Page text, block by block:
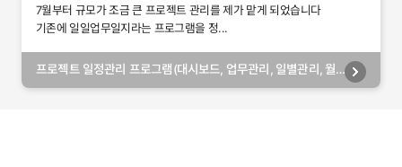
7월부터 규모가 조금 큰 프로젝트 관리를 제가 맡게 되었습니다
기존에 일일업무일지라는 프로그램을 정...
프로젝트 일정관리 프로그램(대시보드, 업무관리, 일별관리, 월